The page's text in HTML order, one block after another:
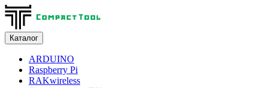
Каталог
ARDUINO
Raspberry Pi
RAKwireless